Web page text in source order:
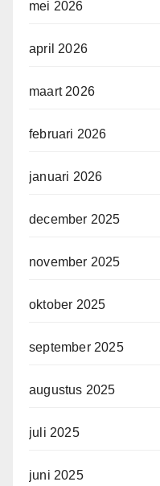
mei 2026
april 2026
maart 2026
februari 2026
januari 2026
december 2025
november 2025
oktober 2025
september 2025
augustus 2025
juli 2025
juni 2025